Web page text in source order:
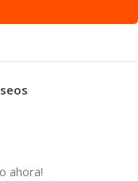
ahora!